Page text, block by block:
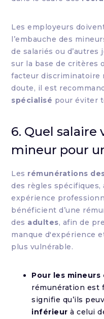
Les employeurs
l’embauche des
de salariés ou d’autres
sur la base de critères
facteur discriminatoire
doute, il est
spécialisé pour éviter
6. Quel salaire
mineur pour
Les rémunérations
des règles spécifiques,
expérience
bénéficient d’une
des adultes, afin de
manque d'expérience
plus vulnérable.
Pour les mineurs
rémunération est
signifie qu’ils
inférieur à celui